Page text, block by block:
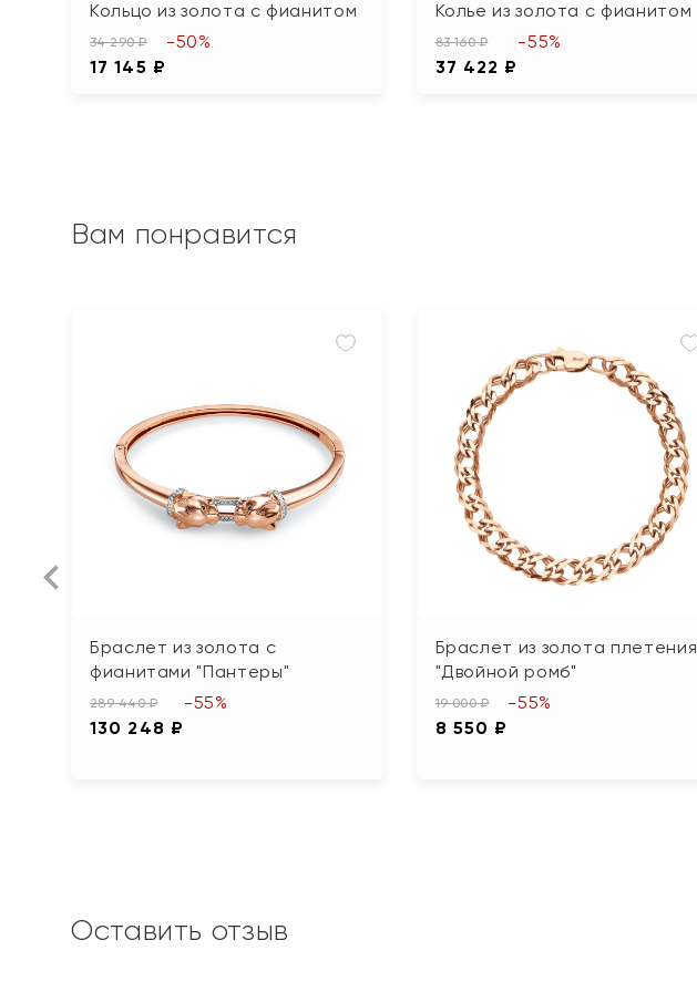
Кольцо из золота с фианитом
34 290 ₽
17 145 ₽
-50%
Колье из золота с фианитом
83 160 ₽
37 422 ₽
-55%
Вам понравится
Браслет из золота с
фианитами "Пантеры"
289 440 ₽
130 248 ₽
-55%
Браслет из золота плетения
"Двойной ромб"
19 000 ₽
8 550 ₽
-55%
Оставить отзыв